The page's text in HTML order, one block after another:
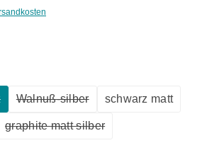
ist zurzeit nicht verfügbar.)
Walnuß-silber schwarz matt
ist zurzeit nicht verfügbar.)
graphite matt silber